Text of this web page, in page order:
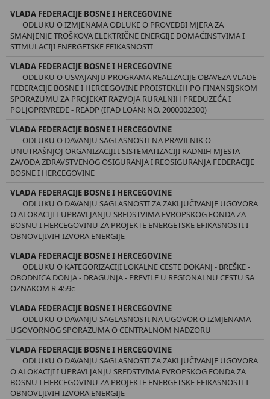
VLADA FEDERACIJE BOSNE I HERCEGOVINE
ODLUKU O IZMJENAMA ODLUKE O PROVEDBI MJERA ZA
SMANJENJE TROŠKOVA ELEKTRIČNE ENERGIJE DOMAĆINSTVIMA I
STIMULACIJI ENERGETSKE EFIKASNOSTI
VLADA FEDERACIJE BOSNE I HERCEGOVINE
ODLUKU O USVAJANJU PROGRAMA REALIZACIJE OBAVEZA VLADE
FEDERACIJE BOSNE I HERCEGOVINE PROISTEKLIH PO FINANSIJSKOM
SPORAZUMU ZA PROJEKAT RAZVOJA RURALNIH PREDUZEĆA I
POLJOPRIVREDE - READP (IFAD LOAN: NO. 2000002300)
VLADA FEDERACIJE BOSNE I HERCEGOVINE
ODLUKU O DAVANJU SAGLASNOSTI NA PRAVILNIK O
UNUTRAŠNJOJ ORGANIZACIJI I SISTEMATIZACIJI RADNIH MJESTA
ZAVODA ZDRAVSTVENOG OSIGURANJA I REOSIGURANJA FEDERACIJE
BOSNE I HERCEGOVINE
VLADA FEDERACIJE BOSNE I HERCEGOVINE
ODLUKU O DAVANJU SAGLASNOSTI ZA ZAKLJUČIVANJE UGOVORA
O ALOKACIJI I UPRAVLJANJU SREDSTVIMA EVROPSKOG FONDA ZA
BOSNU I HERCEGOVINU ZA PROJEKTE ENERGETSKE EFIKASNOSTI I
OBNOVLJIVIH IZVORA ENERGIJE
VLADA FEDERACIJE BOSNE I HERCEGOVINE
ODLUKU O KATEGORIZACIJI LOKALNE CESTE DOKANJ - BREŠKE -
OBODNICA DONJA - DRAGUNJA - PREVILE U REGIONALNU CESTU SA
OZNAKOM R-459c
VLADA FEDERACIJE BOSNE I HERCEGOVINE
ODLUKU O DAVANJU SAGLASNOSTI NA UGOVOR O IZMJENAMA
UGOVORNOG SPORAZUMA O CENTRALNOM NADZORU
VLADA FEDERACIJE BOSNE I HERCEGOVINE
ODLUKU O DAVANJU SAGLASNOSTI ZA ZAKLJUČIVANJE UGOVORA
O ALOKACIJI I UPRAVLJANJU SREDSTVIMA EVROPSKOG FONDA ZA
BOSNU I HERCEGOVINU ZA PROJEKTE ENERGETSKE EFIKASNOSTI I
OBNOVLJIVIH IZVORA ENERGIJE